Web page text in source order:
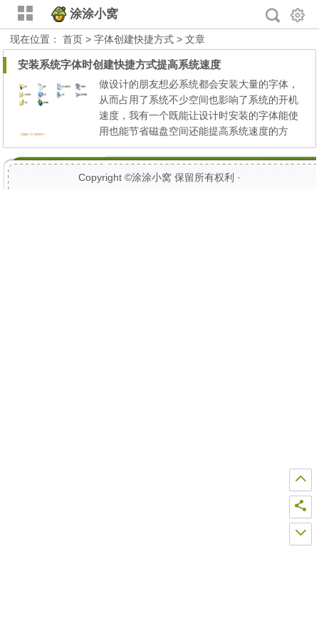
涂涂小窝
现在位置：首页 > 字体创建快捷方式 > 文章
安装系统字体时创建快捷方式提高系统速度
做设计的朋友想必系统都会安装大量的字体，
从而占用了系统不少空间也影响了系统的开机
速度，我有一个既能让设计时安装的字体能使
用也能节省磁盘空间还能提高系统速度的方
法，现在写下来与大家一起分享。 将字体文
件存放在其他分区（当然这个由你自由分
配），不仅可以释放更多系统分区的空间，而
Copyright ©涂涂小窝 保留所有权利 ·